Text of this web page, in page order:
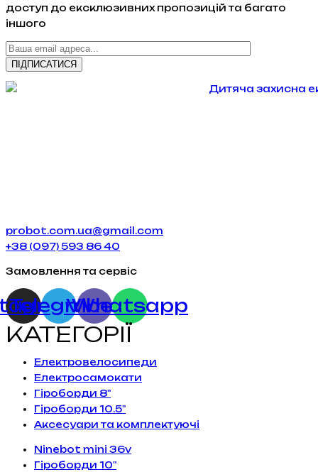
доступ до ексклюзивних пропозицій та багато
іншого
probot.com.ua@gmail.com
+38 (097) 593 86 40
Замовлення та сервіс
Telegram
Viber
Whatsapp
КАТЕГОРІЇ
Електровелосипеди
Електросамокати
Гіроборди 8"
Гіроборди 10.5"
Аксесуари та комплектуючі
Ninebot mini 36v
Гіроборди 10"